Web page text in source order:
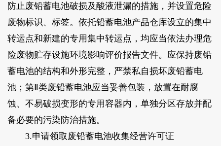
防止废铅蓄电池破损及酸液泄漏的措施，并设置危险
废物标识、标签。依托铅蓄电池产品仓库设立的集中
转运点和新建的专用集中转运点，均应当依法办理危
险废物贮存设施环境影响评价报告文件。应保持废铅
蓄电池的结构和外形完整，严禁私自损坏废铅蓄电
池；第Ⅱ类废铅蓄电池应当妥善包装，放置在耐腐
蚀、不易破损变形的专用容器内，单独分区存放并配
备必要的污染防治措施。
3.申请领取废铅蓄电池收集经营许可证